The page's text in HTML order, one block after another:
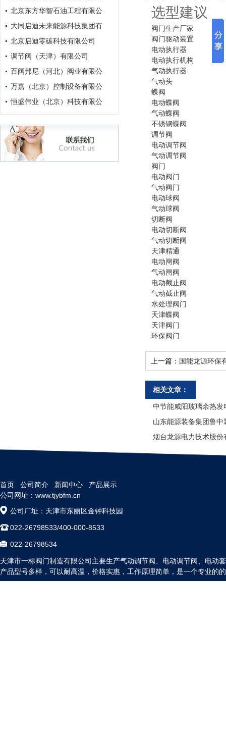
北京东方华智石油工程有限公
大同启迪未来能源科技集团有
北京启迪零碳科技有限公司
调节阀（天津）有限公司
百阀邦尼（河北）阀业有限公
万嘉（北京）控制设备有限公
恒盛伟业（北京）科技有限公
选型建议
阀门生产厂家
阀门驱动装置
电动执行器
电动执行机构
气动执行器
气动头
蝶阀
电动蝶阀
气动蝶阀
不锈钢蝶阀
调节阀
电动调节阀
气动调节阀
阀门
电动阀门
气动阀门
电动球阀
气动球阀
切断阀
电动切断阀
气动切断阀
天津精通
电动闸阀
气动闸阀
电动截止阀
气动截止阀
水处理阀门
天津蝶阀
天津阀门
环保阀门
上一篇： 国能龙源环保
相关文章：
中节能咸阳玻璃余热发
山东能源装备集团鲁中
烟台龙源电力技术股份
首页 公司简介 新闻中心
产品展示
公司网址：www.tjybfm.cn
公司厂址：天津市东丽区金钟科技园
022-26798533/400-000-8533
022-26798534
天津市一标阀门制造有限公司主要生产气动调节阀、电动调节阀、电动
产品型号多样，可以耐高温，价格实惠，工作原理简单，是一个专业的